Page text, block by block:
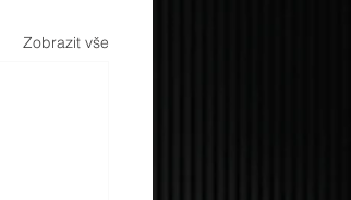
Zobrazit vše